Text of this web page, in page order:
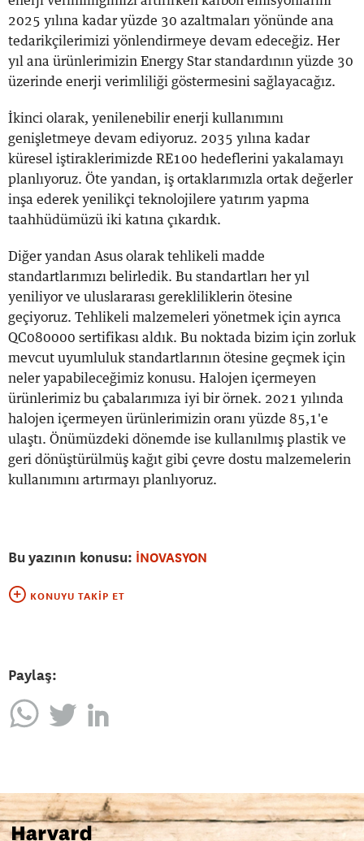
2025 yılına kadar yüzde 30 azaltmaları yönünde ana
tedarikçilerimizi yönlendirmeye devam edeceğiz. Her
yıl ana ürünlerimizin Energy Star standardının yüzde 30
üzerinde enerji verimliliği göstermesini sağlayacağız.
İkinci olarak, yenilenebilir enerji kullanımını
genişletmeye devam ediyoruz. 2035 yılına kadar
küresel iştiraklerimizde RE100 hedeflerini yakalamayı
planlıyoruz. Öte yandan, iş ortaklarımızla ortak değerler
inşa ederek yenilikçi teknolojilere yatırım yapma
taahhüdümüzü iki katına çıkardık.
Diğer yandan Asus olarak tehlikeli madde
standartlarımızı belirledik. Bu standartları her yıl
yeniliyor ve uluslararası gerekliliklerin ötesine
geçiyoruz. Tehlikeli malzemeleri yönetmek için ayrıca
QC080000 sertifikası aldık. Bu noktada bizim için zorluk
mevcut uyumluluk standartlarının ötesine geçmek için
neler yapabileceğimiz konusu. Halojen içermeyen
ürünlerimiz bu çabalarımıza iyi bir örnek. 2021 yılında
halojen içermeyen ürünlerimizin oranı yüzde 85,1'e
ulaştı. Önümüzdeki dönemde ise kullanılmış plastik ve
geri dönüştürülmüş kağıt gibi çevre dostu malzemelerin
kullanımını artırmayı planlıyoruz.
Bu yazının konusu: İNOVASYON
KONUYU TAKIP ET
Paylaş: